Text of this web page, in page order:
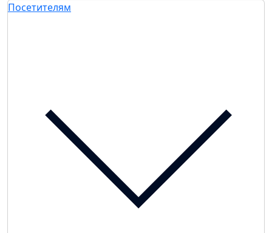
Посетителям